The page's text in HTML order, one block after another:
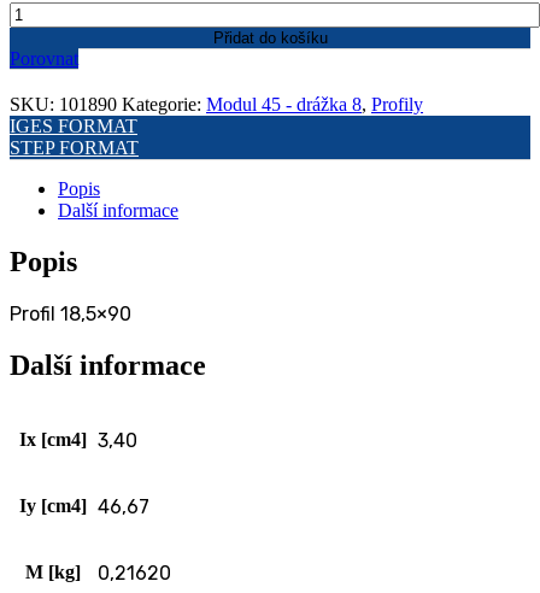
Profil
18,5x90
-
101890
množství
Přidat do košíku
Porovnat
SKU: 101890 Kategorie: Modul 45 - drážka 8, Profily
IGES FORMAT
STEP FORMAT
Popis
Další informace
Popis
Profil 18,5×90
Další informace
Ix [cm4] 3,40
Iy [cm4] 46,67
M [kg] 0,21620